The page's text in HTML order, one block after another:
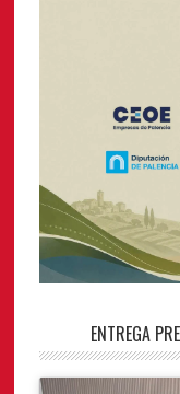
ENTREGA